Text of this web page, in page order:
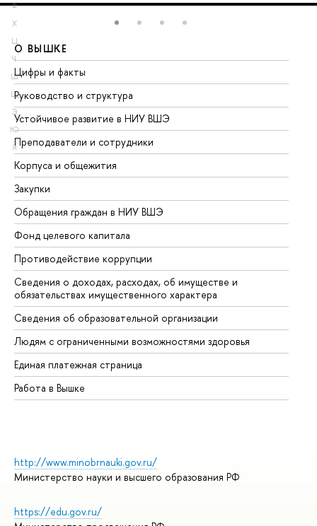
Ф
Х
Ц
Ч
Ш
Щ
Э
Ю
Я
О ВЫШКЕ
Цифры и факты
Руководство и структура
Устойчивое развитие в НИУ ВШЭ
Преподаватели и сотрудники
Корпуса и общежития
Закупки
Обращения граждан в НИУ ВШЭ
Фонд целевого капитала
Противодействие коррупции
Сведения о доходах, расходах, об имуществе и
обязательствах имущественного характера
Сведения об образовательной организации
Людям с ограниченными возможностями здоровья
Единая платежная страница
Работа в Вышке
http://www.minobrnauki.gov.ru/
Министерство науки и высшего образования РФ
https://edu.gov.ru/